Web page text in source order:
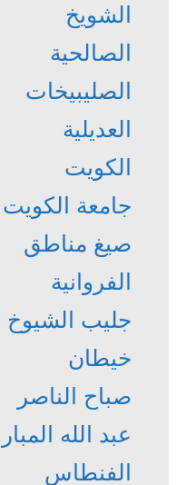
الشويخ
الصالحية
الصليبيخات
العديلية
الكويت
جامعة الكويت
صيغ مناطق
الفروانية
جليب الشيوخ
خيطان
صباح الناصر
عبد الله
الفنطاس